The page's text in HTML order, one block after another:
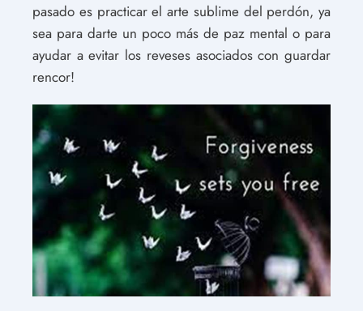
pasado es practicar el arte sublime del perdón, ya
sea para darte un poco más de paz mental o para
ayudar a evitar los reveses asociados con guardar
rencor!